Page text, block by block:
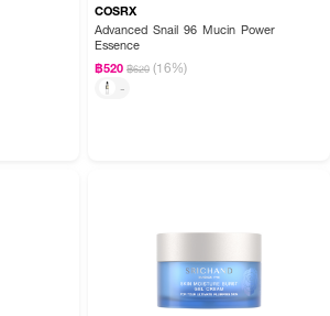
บคู่กับตัวโลชั่น (Lotion) ในไลน์เดียวกันไหมคะ?
ทธิภาพการบำรุงได้ดียิ่งขึ้นค่ะ โดยเริ่มจากใช้ตัวโลชั่นเพื่อ
ากเป็นสูตรที่ถูกออกแบบมาให้เหมาะกับผิวธรรมดาและ
างเบาและซึมซาบเข้าสู่ผิวได้ง่าย ไม่ทิ้งคราบมันเยิ้ม
เตรียมผิวให้ชุ่มชื้นเรียบเนียน แต่งหน้าได้ติดทนทานยิ่ง
วันค่ะ
COSRX
Advanced Snail 96 Mucin Power
Essence
฿520 ฿620 (16%)
-